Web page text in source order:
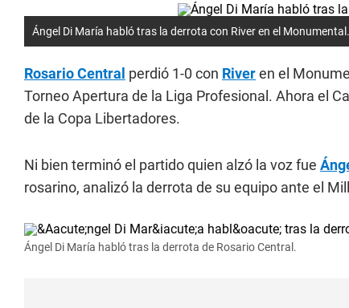
Ángel Di María habló tras la derrota con River en el Monumental.
Rosario Central perdió 1-0 con Riveren el
Torneo Apertura de la Liga Profesional. Ahora el
de la Copa Libertadores.
Ni bien terminó el partido quien alzó la voz fue
rosarino, analizó la derrota de su equipo ante el
Ángel Di María habló tras la derrota de Rosario Central.